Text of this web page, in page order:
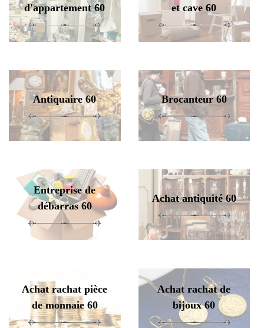
d'appartement 60
et cave 60
Antiquaire 60 Brocanteur 60
Entreprise de
débarras 60
Achat antiquité 60
Achat rachat pièce
de monnaie 60
Achat rachat de
bijoux 60